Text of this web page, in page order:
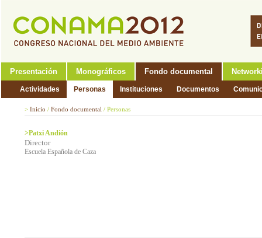
Presentación Monográficos Fondo documental
Actividades Personas Instituciones Documentos
> Inicio / Fondo documental / Personas
>Patxi Andión
Director
Escuela Española de Caza